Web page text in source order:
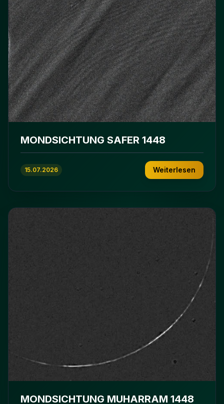
MONDSICHTUNG SAFER 1448
15.07.2026 Weiterlesen
MONDSICHTUNG MUHARRAM 1448